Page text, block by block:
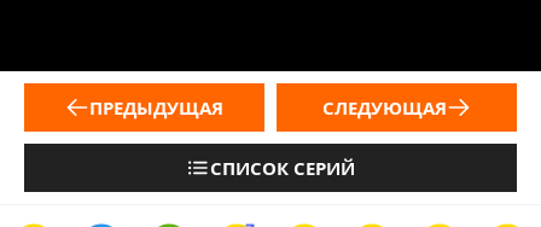
ПРЕДЫДУЩАЯ
СПИСОК СЕРИЙ
СЛЕДУЮЩАЯ